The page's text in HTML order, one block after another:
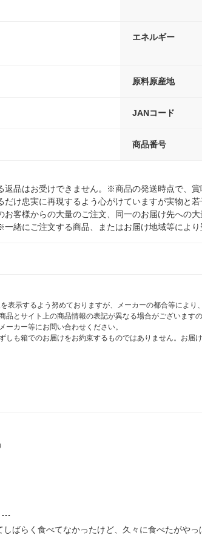
エネルギー
原料原産地
JANコード
商品番号
返品はお受けできません。※商品の発送時点で、
だけ忠実に再現するよう心がけていますが実物と
お客様からの大量のご注文、同一のお届け先への
緒にご注文する商品、またはお届け地域等により
表示するよう努めておりますが、メーカーの都合等によ
品とサイト上の商品情報の表記が異なる場合がございま
カー等にお問い合わせください。
しも箱でのお届けをお約束するものではありません。お届
…
ばらく食べてなかったけど、久々に食べたがや